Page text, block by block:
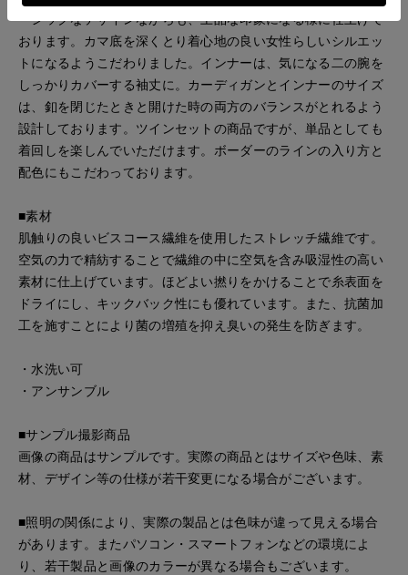
ーシックなデザインながらも、上品な印象になる様に仕上げて
おります。カマ底を深くとり着心地の良い女性らしいシルエッ
トになるようこだわりました。インナーは、気になる二の腕を
しっかりカバーする袖丈に。カーディガンとインナーのサイズ
は、釦を閉じたときと開けた時の両方のバランスがとれるよう
設計しております。ツインセットの商品ですが、単品としても
着回しを楽しんでいただけます。ボーダーのラインの入り方と
配色にもこだわっております。
■素材
肌触りの良いビスコース繊維を使用したストレッチ繊維です。
空気の力で精紡することで繊維の中に空気を含み吸湿性の高い
素材に仕上げています。ほどよい撚りをかけることで糸表面を
ドライにし、キックバック性にも優れています。また、抗菌加
工を施すことにより菌の増殖を抑え臭いの発生を防ぎます。
・水洗い可
・アンサンブル
■サンプル撮影商品
画像の商品はサンプルです。実際の商品とはサイズや色味、素
材、デザイン等の仕様が若干変更になる場合がございます。
■照明の関係により、実際の製品とは色味が違って見える場合
があります。またパソコン・スマートフォンなどの環境によ
り、若干製品と画像のカラーが異なる場合もございます。